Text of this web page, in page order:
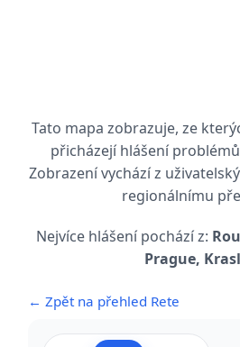
Tato mapa zobrazuje, ze
přicházejí hlášení
Zobrazení vychází z
regionálnímu
Nejvíce hlášení pochází z:
Prague,
← Zpět na přehled Rete